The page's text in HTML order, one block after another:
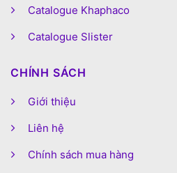
Catalogue Khaphaco
Catalogue Slister
CHÍNH SÁCH
Giới thiệu
Liên hệ
Chính sách mua hàng